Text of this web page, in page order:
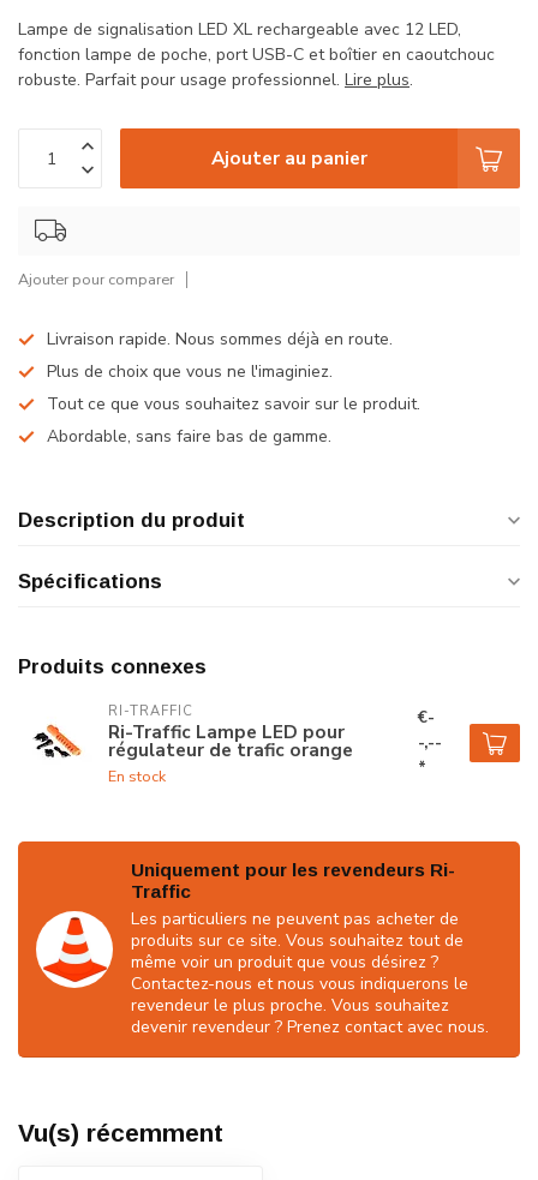
Lampe de signalisation LED XL rechargeable avec 12 LED,
fonction lampe de poche, port USB-C et boîtier en caoutchouc
robuste. Parfait pour usage professionnel. Lire plus.
Ajouter au panier
Ajouter pour comparer
Livraison rapide. Nous sommes déjà en route.
Plus de choix que vous ne l'imaginiez.
Tout ce que vous souhaitez savoir sur le produit.
Abordable, sans faire bas de gamme.
Description du produit
Spécifications
Produits connexes
RI-TRAFFIC
Ri-Traffic Lampe LED pour
régulateur de trafic orange
En stock
€-
-,--
*
Uniquement pour les revendeurs Ri-
Traffic
Les particuliers ne peuvent pas acheter de
produits sur ce site. Vous souhaitez tout de
même voir un produit que vous désirez ?
Contactez-nous et nous vous indiquerons le
revendeur le plus proche. Vous souhaitez
devenir revendeur ? Prenez contact avec nous.
Vu(s) récemment